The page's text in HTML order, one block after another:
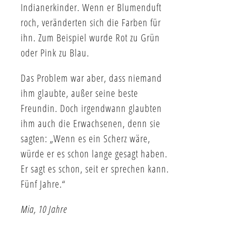
Indianerkinder. Wenn er Blumenduft
roch, veränderten sich die Farben für
ihn. Zum Beispiel wurde Rot zu Grün
oder Pink zu Blau.
Das Problem war aber, dass niemand
ihm glaubte, außer seine beste
Freundin. Doch irgendwann glaubten
ihm auch die Erwachsenen, denn sie
sagten: „Wenn es ein Scherz wäre,
würde er es schon lange gesagt haben.
Er sagt es schon, seit er sprechen kann.
Fünf Jahre.“
Mia, 10 Jahre